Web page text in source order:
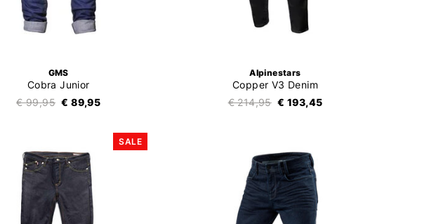
GMS
Cobra Junior
€ 99,95 € 89,95
Alpinestars
Copper V3 Denim
€ 214,95 € 193,45
SALE